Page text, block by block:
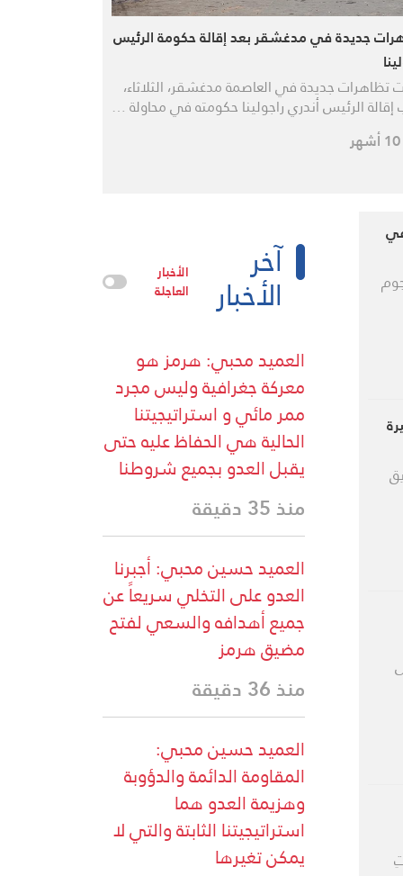
جديدة في مدغشقر بعد إقالة حكومة الرئيس
تظاهرات جديدة في العاصمة مدغشقر، الثلاثاء،
الرئيس أندري راجولينا حكومته في محاولة …
آخر
الأخبار
الأخبار
العاجلة
العميد محبي: هرمز هو
معركة جغرافية وليس مجرد
ممر مائي و استراتيجيتنا
الحالية هي الحفاظ عليه حتى
يقبل العدو بجميع شروطنا
منذ 35 دقيقة
العميد حسين محبي: أجبرنا
العدو على التخلي سريعاً عن
جميع أهدافه والسعي لفتح
مضيق هرمز
منذ 36 دقيقة
العميد حسين محبي:
المقاومة الدائمة والدؤوبة
وهزيمة العدو هما
استراتيجيتنا الثابتة والتي لا
يمكن تغيرها